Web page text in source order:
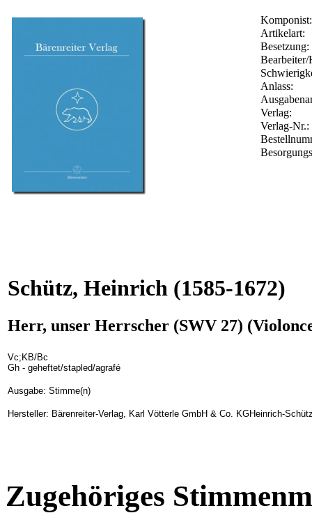
Komponist:
Artikelart:
Besetzung:
Bearbeiter/
Anlass:
Verlag:
Verlag-Nr.:
Schütz, Heinrich (1585-1672)
Herr, unser Herrscher (SWV 27)
Vc;KB/Bc
Gh - geheftet/stapled/agrafé
Ausgabe: Stimme(n)
Hersteller: Bärenreiter-Verlag, Karl Vötterle GmbH & Co. KGHeinrich-
Zugehöriges